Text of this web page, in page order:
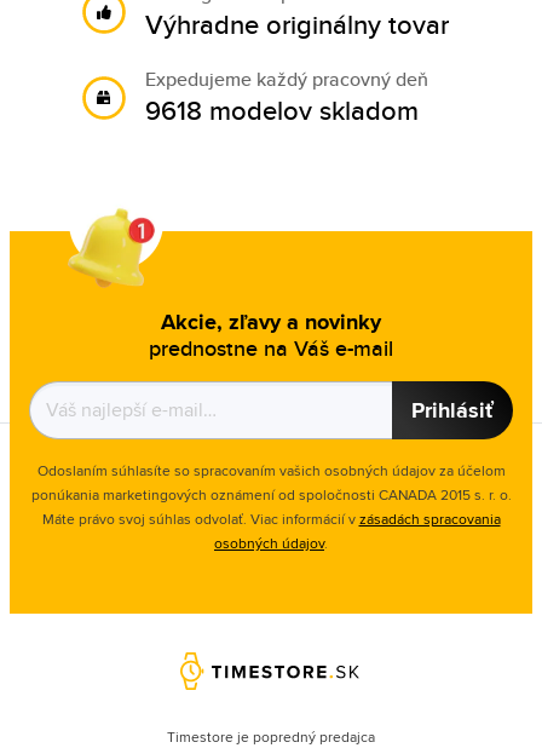
Výhradne originálny tovar
Expedujeme každý pracovný deň
9618 modelov skladom
Akcie, zľavy a novinky
prednostne na Váš e-mail
Prihlásiť
Odoslaním súhlasíte so spracovaním vašich osobných údajov za účelom
ponúkania marketingových oznámení od spoločnosti CANADA 2015 s. r. o.
Máte právo svoj súhlas odvolať. Viac informácií vzásadách spracovania
osobných údajov.
Timestore je popredný predajca